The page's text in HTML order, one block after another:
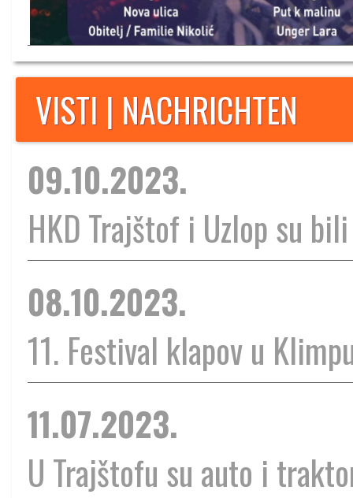
VISTI | NACHRICHTEN
09.10.2023.
HKD Trajštof i Uzlop su
08.10.2023.
11. Festival klapov u
11.07.2023.
U Trajštofu su auto i